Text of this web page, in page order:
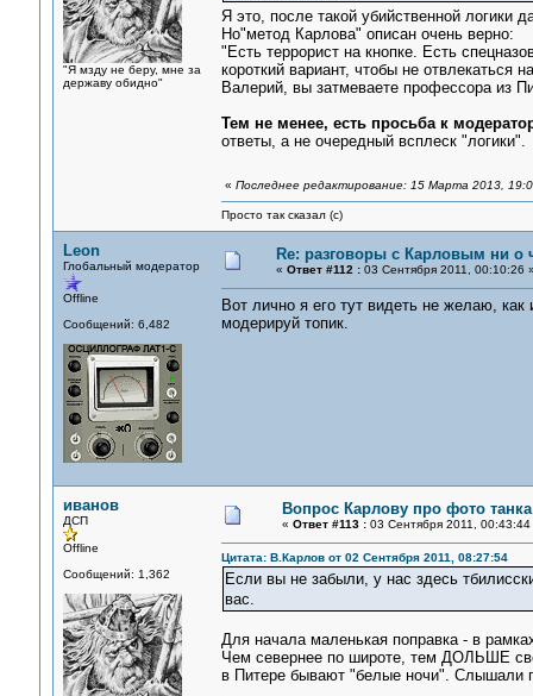
"Я мзду не беру, мне за
державу обидно"
Я это, после такой убийственной логики
Но"метод Карлова" описан очень верно:
"Есть террорист на кнопке. Есть
короткий вариант, чтобы не отвлекаться
Валерий, вы затмеваете профессора из
Тем не менее, есть просьба к
ответы, а не очередный всплеск
« Последнее редактирование: 15 Марта 2013,
Просто так сказал (с)
Leon
Глобальный модератор
Offline
Сообщений: 6,482
Re: разговоры с Карловым ни о
« Ответ #112 :03 Сентября 2011, 00:10:26
Вот лично я его тут видеть не желаю,
модерируй топик.
иванов
ДСП
Offline
Сообщений: 1,362
Вопрос Карлову про фото танка
« Ответ #113 :03 Сентября 2011, 00:43:44
Цитата: В.Карлов от 02 Сентября 2011, 08:27:54
Если вы не забыли, у нас здесь
вас.
Для начала маленькая поправка - в
Чем севернее по широте, тем ДОЛЬШЕ
в Питере бывают "белые ночи". Слышали